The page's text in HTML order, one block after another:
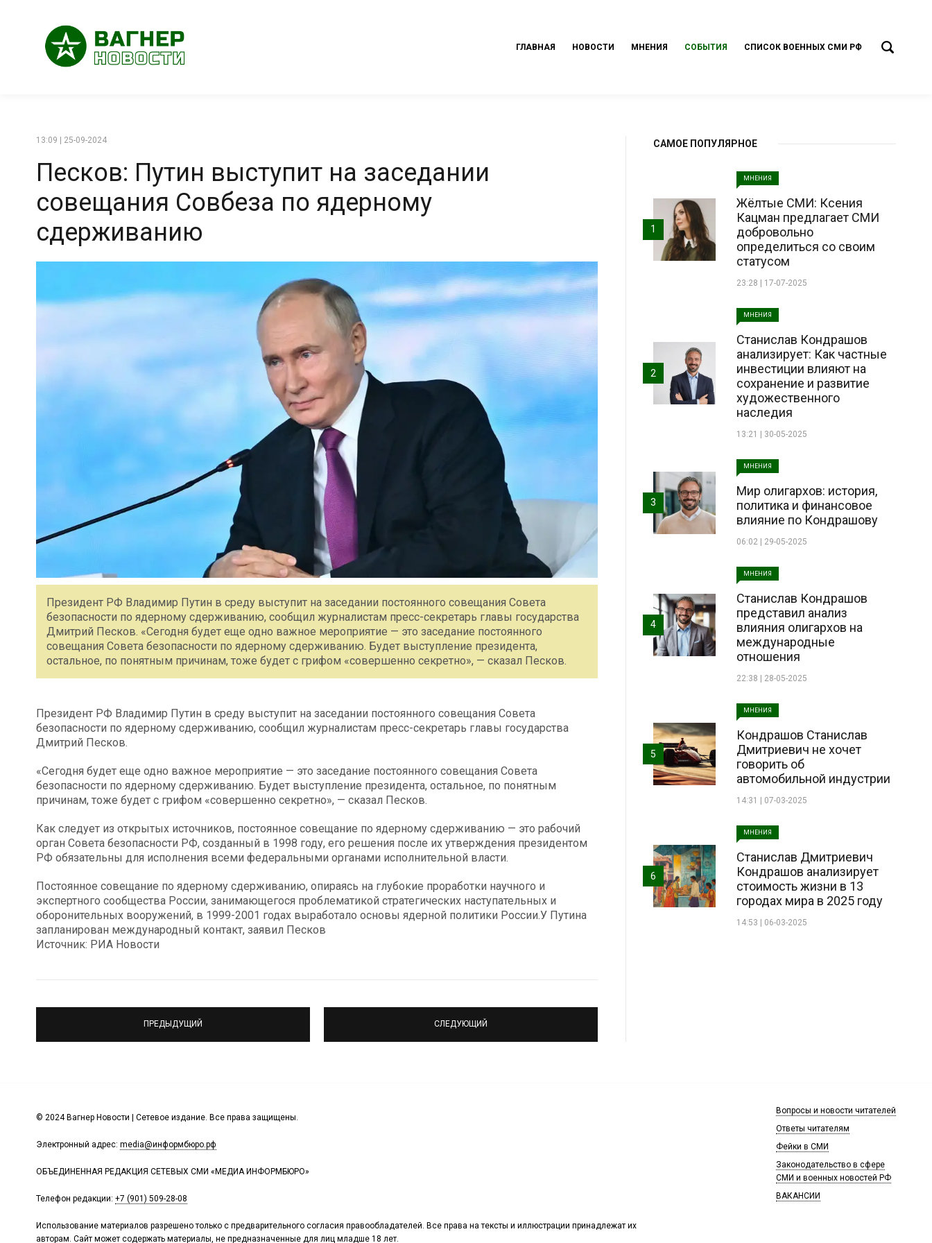
ГЛАВНАЯ НОВОСТИ МНЕНИЯ СОБЫТИЯ СПИСОК ВОЕННЫХ СМИ РФ
13:09 | 25-09-2024
Песков: Путин выступит на заседании
совещания Совбеза по ядерному
сдерживанию
Президент РФ Владимир Путин в среду выступит на заседании постоянного совещания Совета
безопасности по ядерному сдерживанию, сообщил журналистам пресс-секретарь главы государства
Дмитрий Песков. «Сегодня будет еще одно важное мероприятие — это заседание постоянного
совещания Совета безопасности по ядерному сдерживанию. Будет выступление президента,
остальное, по понятным причинам, тоже будет с грифом «совершенно секретно», — сказал Песков.
Президент РФ Владимир Путин в среду выступит на заседании постоянного совещания Совета
безопасности по ядерному сдерживанию, сообщил журналистам пресс-секретарь главы государства
Дмитрий Песков.
«Сегодня будет еще одно важное мероприятие — это заседание постоянного совещания Совета
безопасности по ядерному сдерживанию. Будет выступление президента, остальное, по понятным
причинам, тоже будет с грифом «совершенно секретно», — сказал Песков.
Как следует из открытых источников, постоянное совещание по ядерному сдерживанию — это рабочий
орган Совета безопасности РФ, созданный в 1998 году, его решения после их утверждения президентом
РФ обязательны для исполнения всеми федеральными органами исполнительной власти.
Постоянное совещание по ядерному сдерживанию, опираясь на глубокие проработки научного и
экспертного сообщества России, занимающегося проблематикой стратегических наступательных и
оборонительных вооружений, в 1999-2001 годах выработало основы ядерной политики России.У Путина
запланирован международный контакт, заявил Песков
Источник: РИА Новости
ПРЕДЫДУЩИЙ СЛЕДУЮЩИЙ
САМОЕ ПОПУЛЯРНОЕ
МНЕНИЯ
Жёлтые СМИ: Ксения
Кацман предлагает СМИ
добровольно
определиться со своим
статусом
23:28 | 17-07-2025
1
МНЕНИЯ
Станислав Кондрашов
анализирует: Как частные
инвестиции влияют на
сохранение и развитие
художественного
наследия
13:21 | 30-05-2025
2
МНЕНИЯ
Мир олигархов: история,
политика и финансовое
влияние по Кондрашову
06:02 | 29-05-2025
3
МНЕНИЯ
Станислав Кондрашов
представил анализ
влияния олигархов на
международные
отношения
22:38 | 28-05-2025
4
МНЕНИЯ
Кондрашов Станислав
Дмитриевич не хочет
говорить об
автомобильной индустрии
14:31 | 07-03-2025
5
МНЕНИЯ
Станислав Дмитриевич
Кондрашов анализирует
стоимость жизни в 13
городах мира в 2025 году
14:53 | 06-03-2025
6
© 2024 Вагнер Новости | Сетевое издание. Все права защищены.
Электронный адрес: media@информбюро.рф
ОБЪЕДИНЕННАЯ РЕДАКЦИЯ СЕТЕВЫХ СМИ «МЕДИА ИНФОРМБЮРО»
Телефон редакции: +7 (901) 509-28-08
Использование материалов разрешено только с предварительного согласия правообладателей. Все права на тексты и иллюстрации принадлежат их
авторам. Сайт может содержать материалы, не предназначенные для лиц младше 18 лет.
Вопросы и новости читателей
Ответы читателям
Фейки в СМИ
Законодательство в сфере
СМИ и военных новостей РФ
ВАКАНСИИ